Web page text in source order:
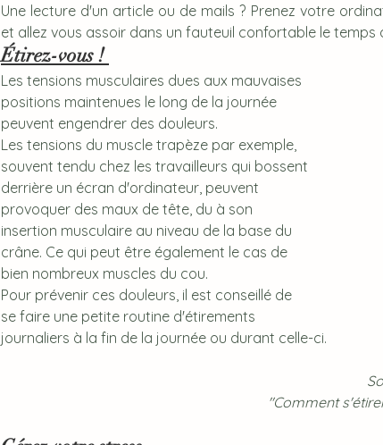
Une lecture d'un article ou de mails ? Prenez votre
et allez vous assoir dans un fauteuil confortable le temps
Étirez-vous !
Les tensions musculaires dues aux mauvaises
positions maintenues le long de la journée
peuvent engendrer des douleurs.
Les tensions du muscle trapèze par exemple,
souvent tendu chez les travailleurs qui bossent
derrière un écran d'ordinateur, peuvent
provoquer des maux de tête, du à son
insertion musculaire au niveau de la base du
crâne. Ce qui peut être également le cas de
bien nombreux muscles du cou.
Pour prévenir ces douleurs, il est conseillé de
se faire une petite routine d'étirements
journaliers à la fin de la journée ou durant celle-ci.
"Comment